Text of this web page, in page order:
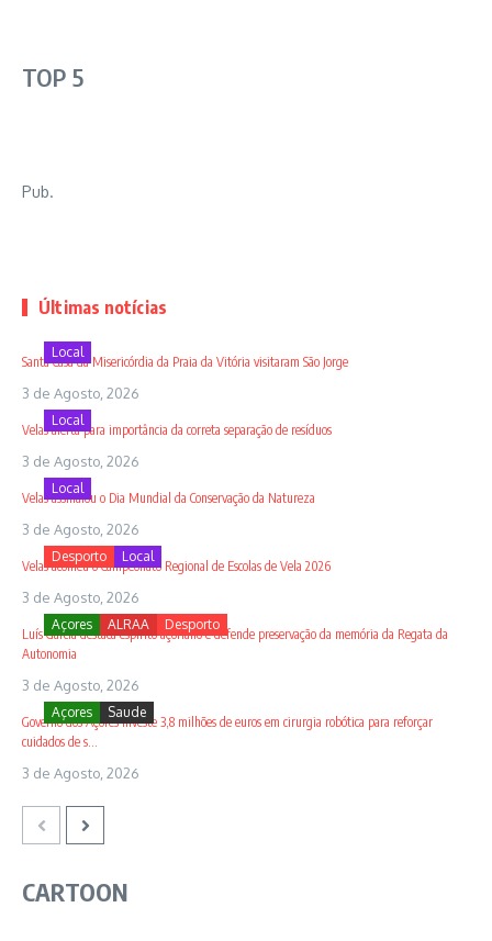
TOP 5
Pub.
Últimas notícias
Local
Santa Casa da Misericórdia da Praia da Vitória visitaram São Jorge
3 de Agosto, 2026
Local
Velas alerta para importância da correta separação de resíduos
3 de Agosto, 2026
Local
Velas assinalou o Dia Mundial da Conservação da Natureza
3 de Agosto, 2026
Desporto Local
Velas acolheu o Campeonato Regional de Escolas de Vela 2026
3 de Agosto, 2026
Açores ALRAA Desporto
Luís Garcia destaca espírito açoriano e defende preservação da memória da Regata da
Autonomia
3 de Agosto, 2026
Açores Saude
Governo dos Açores investe 3,8 milhões de euros em cirurgia robótica para reforçar
cuidados de s...
3 de Agosto, 2026
CARTOON